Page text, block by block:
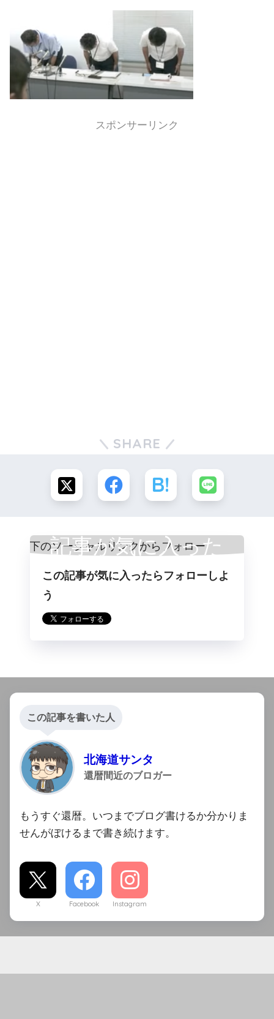
スポンサーリンク
SHARE
記事が気に入った
らフォロー
この記事が気に入ったらフォローしよ
う
この記事を書いた人
北海道サンタ
還暦間近のブロガー
もうすぐ還暦。いつまでブログ書けるか分かりま
せんがぼけるまで書き続けます。
X Facebook Instagram